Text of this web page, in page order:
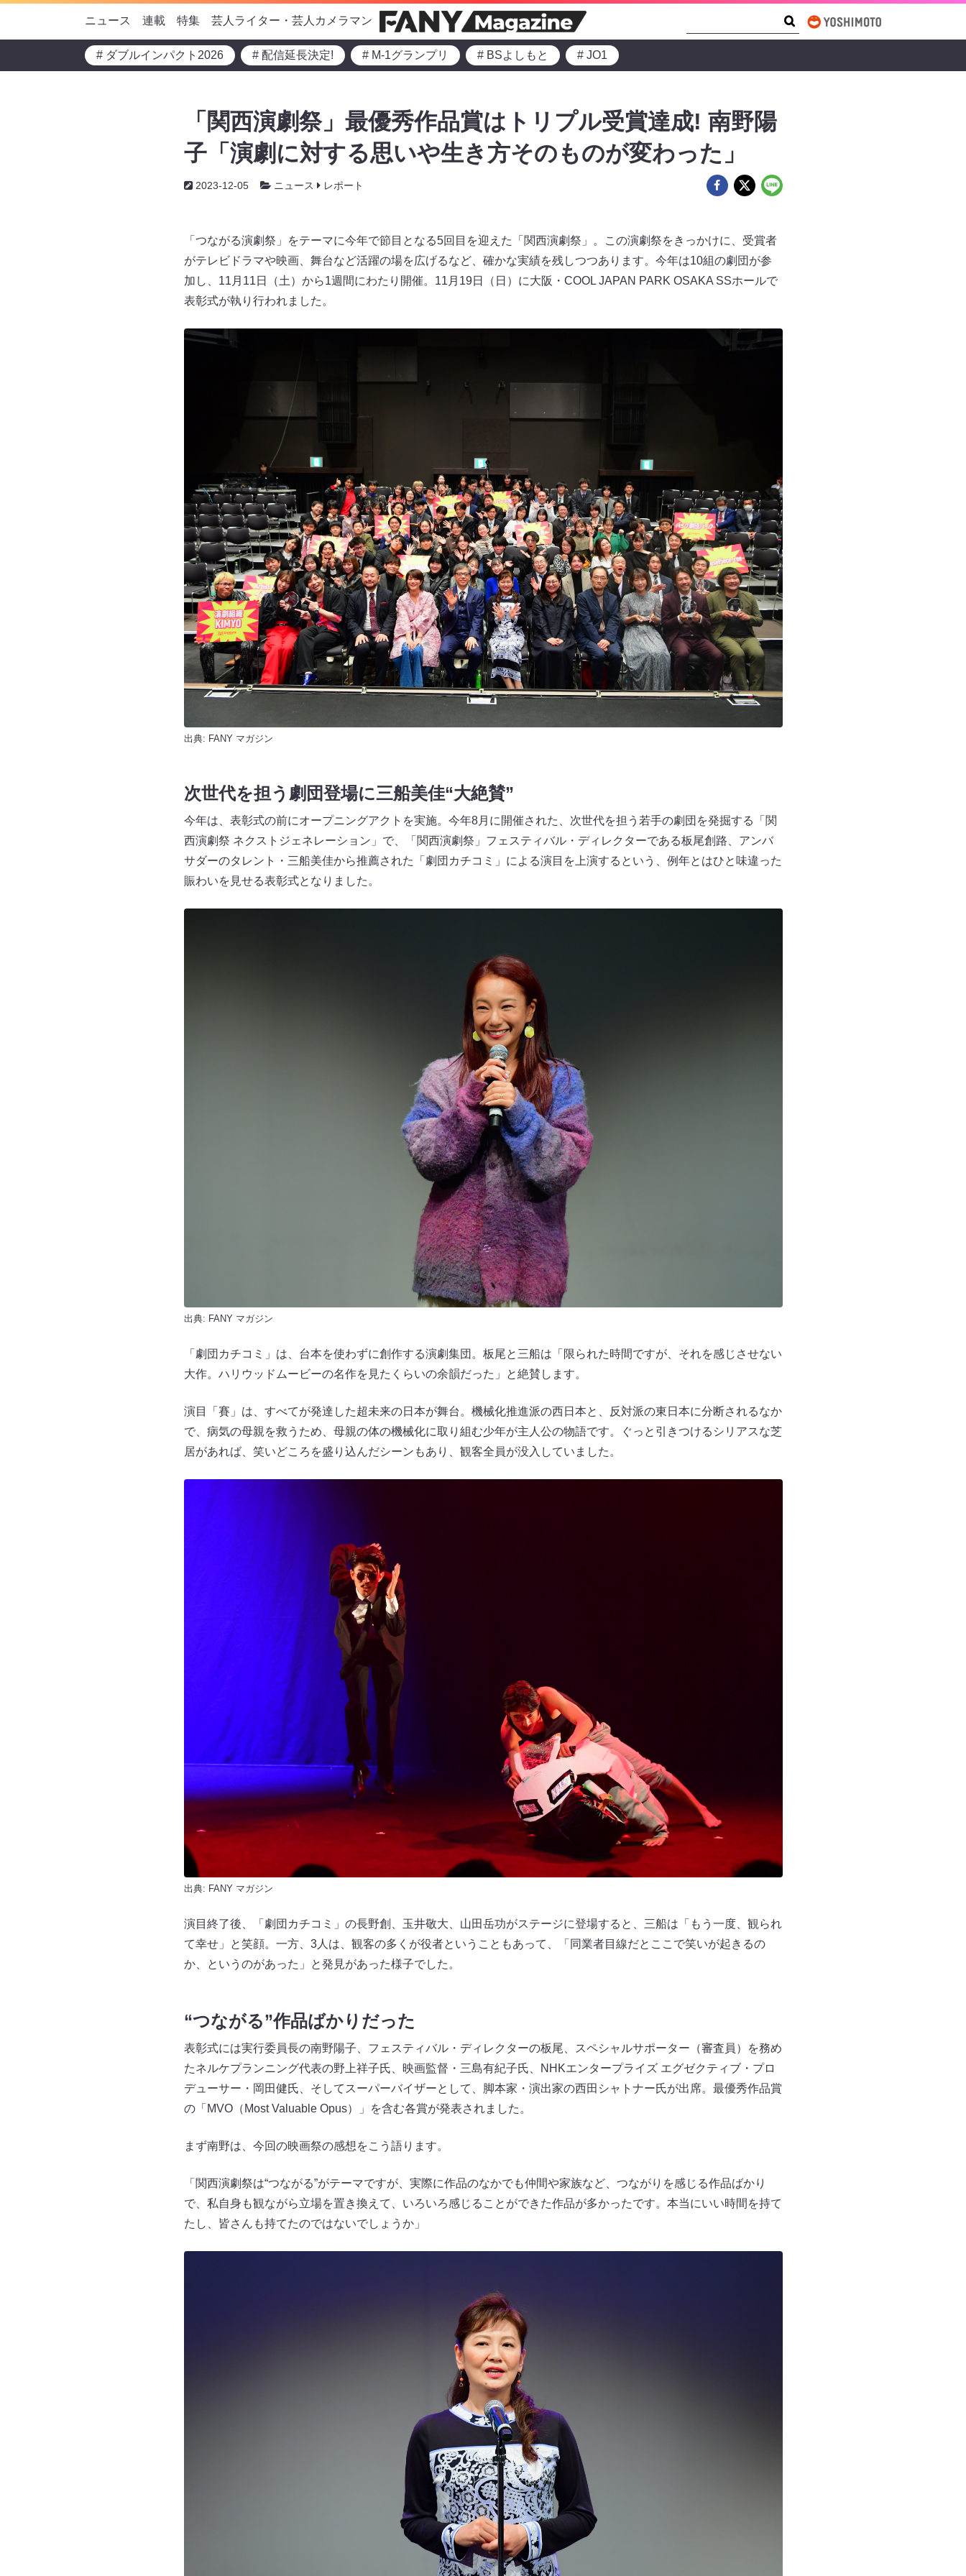
ニュース 連載 特集 芸人ライター・芸人カメラマン
# ダブルインパクト2026 # 配信延長決定! # M-1グランプリ # BSよしもと # JO1
「関西演劇祭」最優秀作品賞はトリプル受賞達成! 南野陽
子「演劇に対する思いや生き方そのものが変わった」
2023-12-05 ニュース レポート
「つながる演劇祭」をテーマに今年で節目となる5回目を迎えた「関西演劇祭」。この演劇祭をきっかけに、受賞者
がテレビドラマや映画、舞台など活躍の場を広げるなど、確かな実績を残しつつあります。今年は10組の劇団が参
加し、11月11日（土）から1週間にわたり開催。11月19日（日）に大阪・COOL JAPAN PARK OSAKA SSホールで
表彰式が執り行われました。
出典: FANY マガジン
次世代を担う劇団登場に三船美佳“大絶賛”
今年は、表彰式の前にオープニングアクトを実施。今年8月に開催された、次世代を担う若手の劇団を発掘する「関
西演劇祭 ネクストジェネレーション」で、「関西演劇祭」フェスティバル・ディレクターである板尾創路、アンバ
サダーのタレント・三船美佳から推薦された「劇団カチコミ」による演目を上演するという、例年とはひと味違った
賑わいを見せる表彰式となりました。
出典: FANY マガジン
「劇団カチコミ」は、台本を使わずに創作する演劇集団。板尾と三船は「限られた時間ですが、それを感じさせない
大作。ハリウッドムービーの名作を見たくらいの余韻だった」と絶賛します。
演目「賽」は、すべてが発達した超未来の日本が舞台。機械化推進派の西日本と、反対派の東日本に分断されるなか
で、病気の母親を救うため、母親の体の機械化に取り組む少年が主人公の物語です。ぐっと引きつけるシリアスな芝
居があれば、笑いどころを盛り込んだシーンもあり、観客全員が没入していました。
出典: FANY マガジン
演目終了後、「劇団カチコミ」の長野創、玉井敬大、山田岳功がステージに登場すると、三船は「もう一度、観られ
て幸せ」と笑顔。一方、3人は、観客の多くが役者ということもあって、「同業者目線だとここで笑いが起きるの
か、というのがあった」と発見があった様子でした。
“つながる”作品ばかりだった
表彰式には実行委員長の南野陽子、フェスティバル・ディレクターの板尾、スペシャルサポーター（審査員）を務め
たネルケプランニング代表の野上祥子氏、映画監督・三島有紀子氏、NHKエンタープライズ エグゼクティブ・プロ
デューサー・岡田健氏、そしてスーパーバイザーとして、脚本家・演出家の西田シャトナー氏が出席。最優秀作品賞
の「MVO（Most Valuable Opus）」を含む各賞が発表されました。
まず南野は、今回の映画祭の感想をこう語ります。
「関西演劇祭は“つながる”がテーマですが、実際に作品のなかでも仲間や家族など、つながりを感じる作品ばかり
で、私自身も観ながら立場を置き換えて、いろいろ感じることができた作品が多かったです。本当にいい時間を持て
たし、皆さんも持てたのではないでしょうか」